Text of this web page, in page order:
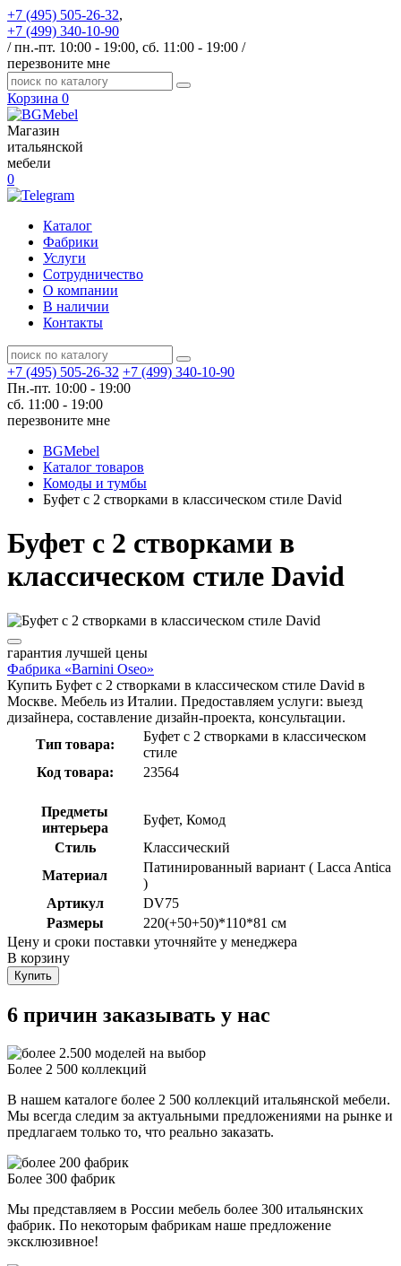
+7 (495) 505-26-32,
+7 (499) 340-10-90
/ пн.-пт. 10:00 - 19:00, сб. 11:00 - 19:00 /
перезвоните мне
Корзина 0
Магазин
итальянской
мебели
0
Каталог
Фабрики
Услуги
Сотрудничество
О компании
В наличии
Контакты
+7 (495) 505-26-32 +7 (499) 340-10-90
Пн.-пт. 10:00 - 19:00
сб. 11:00 - 19:00
перезвоните мне
BGMebel
Каталог товаров
Комоды и тумбы
Буфет с 2 створками в классическом стиле David
Буфет с 2 створками в
классическом стиле David
гарантия лучшей цены
Фабрика «Barnini Oseo»
Купить Буфет с 2 створками в классическом стиле David в
Москве. Мебель из Италии. Предоставляем услуги: выезд
дизайнера, составление дизайн-проекта, консультации.
Тип товара:
Буфет с 2 створками в классическом
стиле
Код товара:
23564
Предметы
интерьера
Буфет, Комод
Стиль
Классический
Материал
Патинированный вариант ( Lacca Antica
)
Артикул
DV75
Размеры
220(+50+50)*110*81 см
Цену и сроки поставки уточняйте у менеджера
В корзину
Купить
6 причин заказывать у нас
Более 2 500 коллекций
В нашем каталоге более 2 500 коллекций итальянской мебели.
Мы всегда следим за актуальными предложениями на рынке и
предлагаем только то, что реально заказать.
Более 300 фабрик
Мы представляем в России мебель более 300 итальянских
фабрик. По некоторым фабрикам наше предложение
эксклюзивное!